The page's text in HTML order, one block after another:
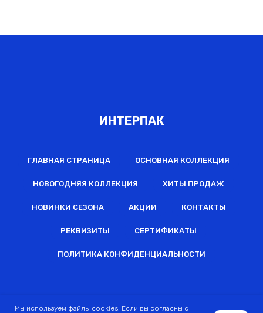
ИНТЕРПАК
ГЛАВНАЯ СТРАНИЦА ОСНОВНАЯ КОЛЛЕКЦИЯ
НОВОГОДНЯЯ КОЛЛЕКЦИЯ ХИТЫ ПРОДАЖ
НОВИНКИ СЕЗОНА АКЦИИ КОНТАКТЫ
РЕКВИЗИТЫ СЕРТИФИКАТЫ
ПОЛИТИКА КОНФИДЕНЦИАЛЬНОСТИ
Мы используем файлы cookies. Если вы согласны с